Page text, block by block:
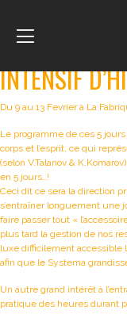
Mois :
INTENSIF
Du 9 au 13 Fevrier à La
Le programme de ces 5
corps et l’esprit, ce qui
(selon V.Talanov &
en 5 jours..!
Ceci dit ce sera la direction
s’entraîner longuement une
faire passer tout «
plus tard la gestion de nos
luxe difficilement accessible
afin que le Systema
Un autre grand intérêt à
pratique des heures durant